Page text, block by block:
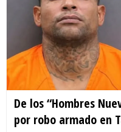
De los “Hombres
por robo armado en